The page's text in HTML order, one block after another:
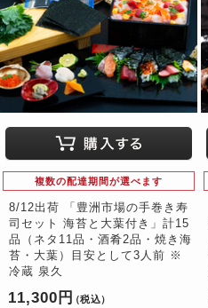
複数の配達期間が選べます
8/12出荷 「豊洲市場の手巻き寿
司セット 海苔と大葉付き」計15
品（ネタ11品・酒肴2品・焼き海
苔・大葉）目安として3人前 ※
冷蔵 泉久
11,300円 （税込）